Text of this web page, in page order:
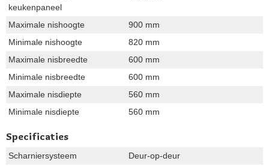
keukenpaneel
Maximale nishoogte
900 mm
Minimale nishoogte
820 mm
Maximale nisbreedte
600 mm
Minimale nisbreedte
600 mm
Maximale nisdiepte
560 mm
Minimale nisdiepte
560 mm
Specificaties
Scharniersysteem
Deur-op-deur